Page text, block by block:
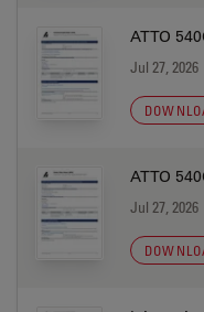
ATTO
Jul 27, 2026
ATTO
Jul 27, 2026